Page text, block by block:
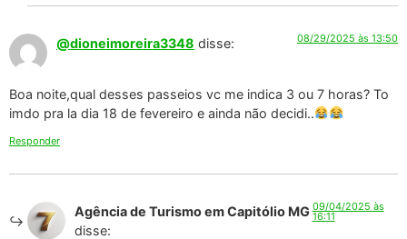
@dioneimoreira3348 disse: 08/29/2025 às 13:50
Boa noite,qual desses passeios vc me indica 3 ou 7 horas? To
imdo pra la dia 18 de fevereiro e ainda não decidi..
Responder
Agência de Turismo em Capitólio MG
disse:
09/04/2025 às
16:11